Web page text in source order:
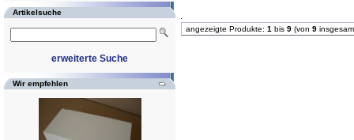
Artikelsuche
erweiterte Suche
Wir empfehlen
angezeigte Produkte: 1 bis 9 (von 9